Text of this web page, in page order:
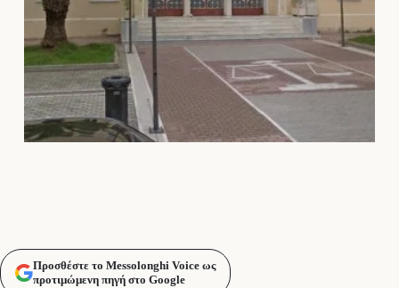
Προσθέστε το Messolonghi Voice ως
προτιμώμενη πηγή στο Google